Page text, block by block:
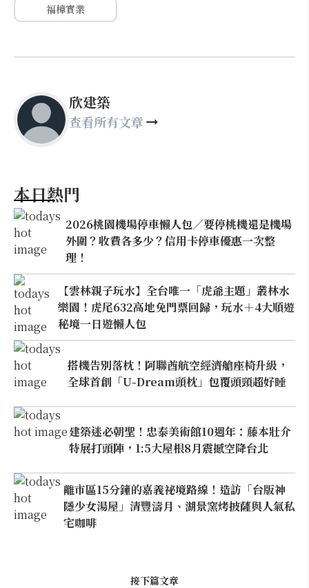
福樟實業
欣建築
查看所有文章
本日熱門
2026桃園機場停車懶人包／要停桃機還是機場
外圍？收費各多少？信用卡停車優惠一次整
理！
【雲林親子玩水】全台唯一「虎爺主題」叢林水
樂園！虎尾632高地免門票回歸，玩水＋4大順遊
秘境一日遊懶人包
搭機告別落枕！阿聯酋航空經濟艙座椅升級，
全球首創「U-Dream頭枕」包覆頭頸超好睡
建築迷必朝聖！忠泰美術館10週年：藤本壯介
特展打頭陣，1:5大屋根8月震撼空降台北
離市區15分鐘的嘉義祕境路線！造訪「台版神
隱少女湯屋」清豐濤月、湖景窯烤披薩與人氣私
宅咖啡
接下篇文章